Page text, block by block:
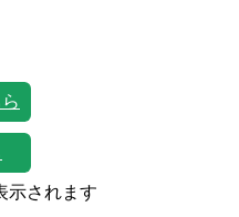
示されます